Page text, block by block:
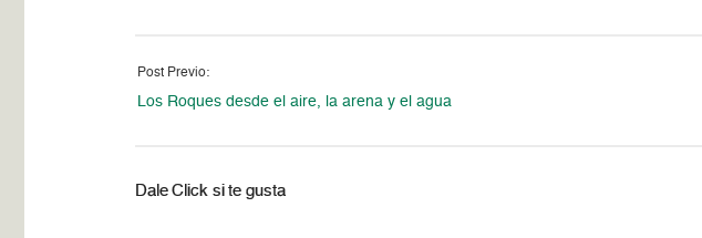
Post Previo:
Los Roques desde el aire, la arena y el agua
Dale Click si te gusta